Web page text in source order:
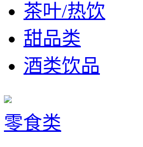
茶叶/热饮
甜品类
酒类饮品
零食类